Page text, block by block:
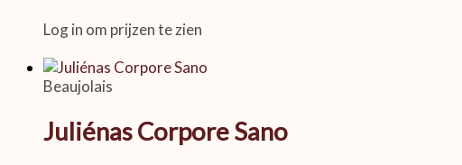
Log in om prijzen te zien
Beaujolais
Juliénas Corpore Sano